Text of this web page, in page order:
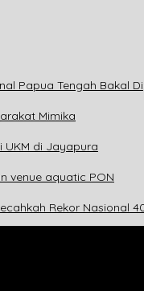
Papua Tengah Bakal
Mimika
UKM di Jayapura
venue aquatic PON
Rekor Nasional